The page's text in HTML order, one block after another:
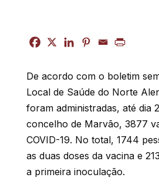
De acordo com o boletim
Local de Saúde do Norte
foram administradas, até dia
concelho de Marvão, 3877
COVID-19. No total, 1744
as duas doses da vacina e
a primeira inoculação.